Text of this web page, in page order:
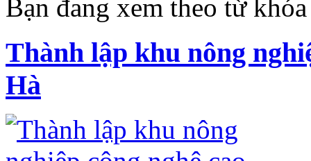
Bạn đang xem theo từ
Thành lập khu nông
Hà